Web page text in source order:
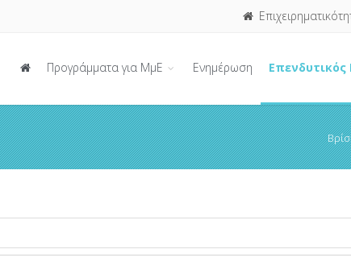
Προγράμματα για ΜμΕ Ενημέρωση Επενδυτικός